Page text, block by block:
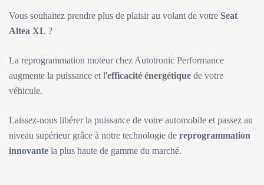
Vous souhaitez prendre plus de plaisir au volant de votre Seat
Altea XL ?
La reprogrammation moteur chez Autotronic Performance
augmente la puissance et l'efficacité énergétique de votre
véhicule.
Laissez-nous libérer la puissance de votre automobile et passez au
niveau supérieur grâce à notre technologie de reprogrammation
innovante la plus haute de gamme du marché.